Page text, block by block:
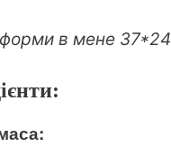
в мене 37*24